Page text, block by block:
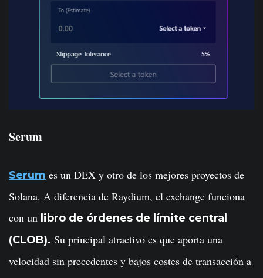
Serum
Serum es un DEX y otro de los mejores proyectos de
Solana. A diferencia de Raydium, el exchange funciona
con un libro de órdenes de límite central
(CLOB). Su principal atractivo es que aporta una
velocidad sin precedentes y bajos costes de transacción a